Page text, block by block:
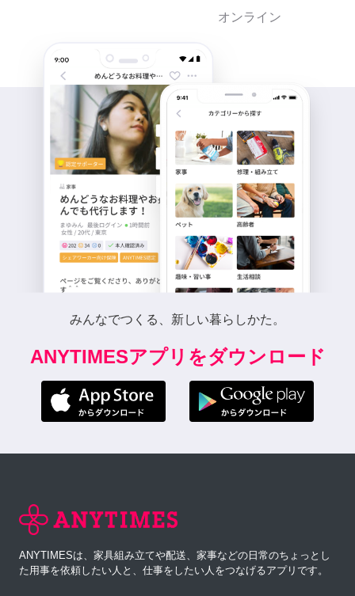
オンライン
みんなでつくる、新しい暮らしかた。
ANYTIMESアプリをダウンロード
ANYTIMESは、家具組み立てや配送、家事などの日常のちょっとし
た用事を依頼したい人と、仕事をしたい人をつなげるアプリです。